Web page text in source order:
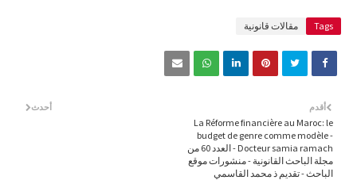
Tags مقالات قانونية
أحدث أقدم
La Réforme financière au Maroc: le
budget de genre comme modèle -
Docteur samia ramach - العدد 60 من
مجلة الباحث القانونية - منشورات موقع
الباحث - تقديم ذ محمد القاسمي